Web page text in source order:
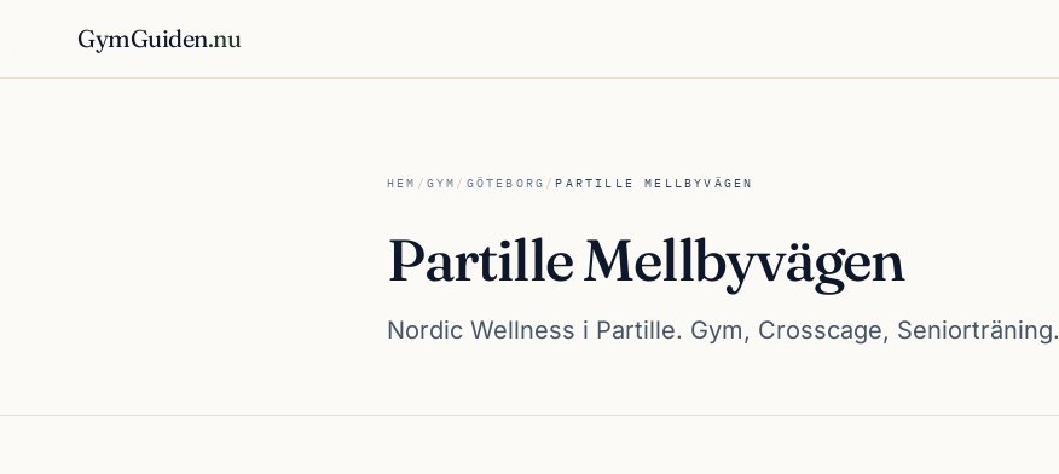
GymGuiden.nu
HEM / GYM / GÖTEBORG / PARTILLE MELLBYVÄGEN
Partille Mellbyvägen
Nordic Wellness i Partille. Gym, Crosscage, Seniorträning.